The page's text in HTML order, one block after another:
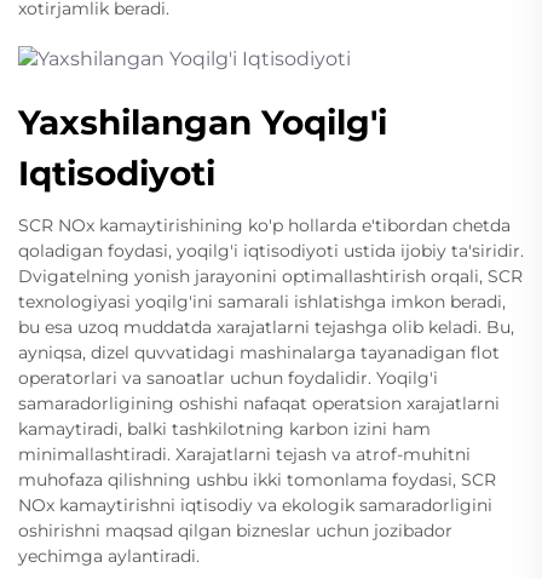
xotirjamlik beradi.
Yaxshilangan Yoqilg'i
Iqtisodiyoti
SCR NOx kamaytirishining ko'p hollarda e'tibordan chetda
qoladigan foydasi, yoqilg'i iqtisodiyoti ustida ijobiy ta'siridir.
Dvigatelning yonish jarayonini optimallashtirish orqali, SCR
texnologiyasi yoqilg'ini samarali ishlatishga imkon beradi,
bu esa uzoq muddatda xarajatlarni tejashga olib keladi. Bu,
ayniqsa, dizel quvvatidagi mashinalarga tayanadigan flot
operatorlari va sanoatlar uchun foydalidir. Yoqilg'i
samaradorligining oshishi nafaqat operatsion xarajatlarni
kamaytiradi, balki tashkilotning karbon izini ham
minimallashtiradi. Xarajatlarni tejash va atrof-muhitni
muhofaza qilishning ushbu ikki tomonlama foydasi, SCR
NOx kamaytirishni iqtisodiy va ekologik samaradorligini
oshirishni maqsad qilgan bizneslar uchun jozibador
yechimga aylantiradi.